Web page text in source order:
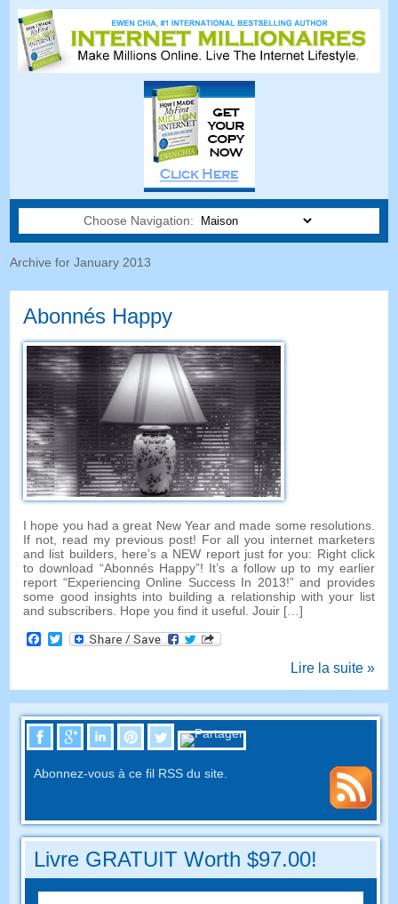
Choose Navigation:
Archive for January 2013
Abonnés Happy
I hope you had a great New Year and made some resolutions.
If not
read my previous post! For all you internet marketers
and list builders, here’s a NEW report just for you: Right click
to download “Abonnés Happy”! It’s a follow up to my earlier
report “Experiencing Online Success In 2013!”and provides
some good insights into building a relationship with your list
and subscribers Hope you find it useful . Jouir […]
Facebook
Twitter
Lire la suite »
Abonnez-vous à ce fil RSS du site.
Livre GRATUIT Worth $97.00!